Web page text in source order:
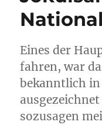
Eines der
fahren, war
bekanntlich
sozusagen